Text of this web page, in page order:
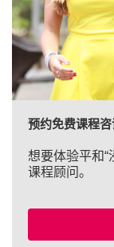
预约免费课程咨
想要体验平和“
课程顾问。